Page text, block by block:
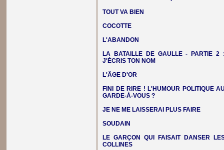
TOUT VA BIEN
COCOTTE
L'ABANDON
LA BATAILLE DE GAULLE - PARTIE 2
J'ÉCRIS TON NOM
L'ÂGE D'OR
FINI DE RIRE ! L'HUMOUR POLITIQUE
GARDE-À-VOUS ?
JE NE ME LAISSERAI PLUS FAIRE
SOUDAIN
LE GARÇON QUI FAISAIT DANSER
COLLINES